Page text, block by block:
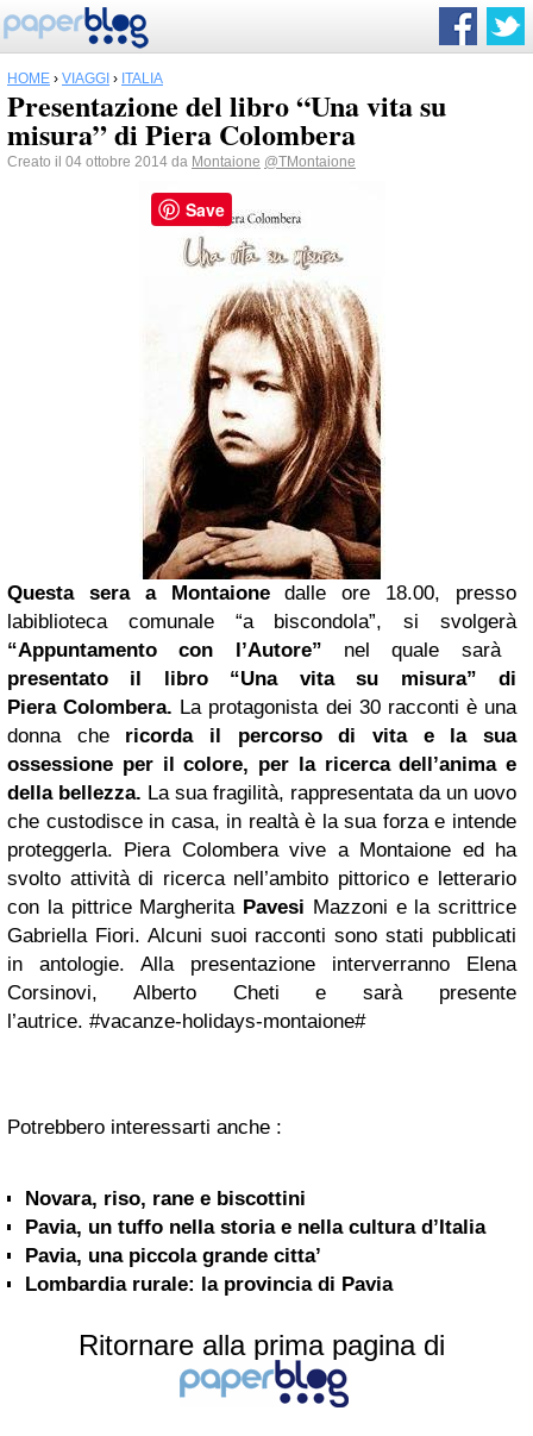
HOME › VIAGGI › ITALIA
Presentazione del libro “Una vita su
misura” di Piera Colombera
Creato il 04 ottobre 2014 da Montaione @TMontaione
Questa sera a Montaionedalleore 18.00, presso
labiblioteca comunale “a biscondola”, si svolgerà
“Appuntamento con l’Autore” nel quale sarà
presentato il libro “Una vita su misura” di
Piera Colombera. La protagonista dei 30 racconti è una
donna che ricorda il percorso di vita e la sua
ossessione per il colore, per la ricerca dell’anima e
della bellezza. La sua fragilità, rappresentata da un uovo
che custodisce in casa, in realtà è la sua forza e intende
proteggerla. Piera Colombera vive a Montaione ed ha
svolto attività di ricerca nell’ambito pittorico e letterario
con la pittrice Margherita Pavesi Mazzoni e la scrittrice
Gabriella Fiori. Alcuni suoi racconti sono stati pubblicati
in antologie. Alla presentazione interverranno Elena
Corsinovi, Alberto Cheti e sarà presente
l’autrice. #vacanze-holidays-montaione#
Potrebbero interessarti anche :
Novara, riso, rane e biscottini
Pavia, un tuffo nella storia e nella cultura d’Italia
Pavia, una piccola grande citta’
Lombardia rurale: la provincia di Pavia
Ritornare alla prima pagina di
Save